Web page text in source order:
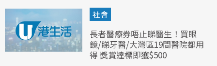
社會
長者醫療券唔止睇醫生！買眼
鏡/睇牙醫/大灣區19間醫院都用
得 獎賞達標即獲$500